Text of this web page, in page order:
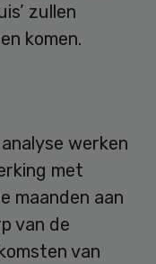
zullen
komen.
werken
met
maanden aan
van de
van